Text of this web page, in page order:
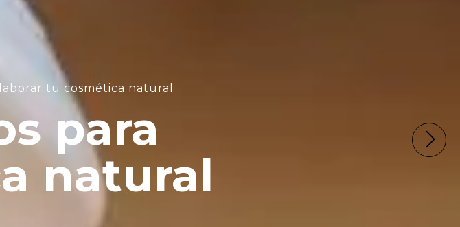
para elaborar jabones artesanales
para